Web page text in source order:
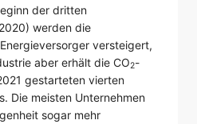
der dritten
werden die
versteigert,
aber erhält die CO2-
gestarteten vierten
Die meisten Unternehmen
sogar mehr